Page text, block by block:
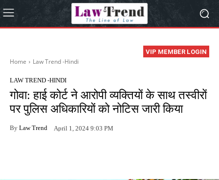
VIP MEMBER LOGIN
Home Law Trend -Hindi
LAW TREND -HINDI
गोवा: हाई कोर्ट ने आरोपी व्यक्तियों के साथ तस्वीरों
पर पुलिस अधिकारियों को नोटिस जारी किया
By Law Trend April 1, 2024 9:03 PM